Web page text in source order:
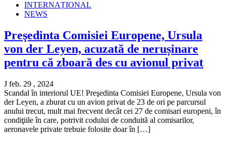
INTERNAȚIONAL
NEWS
Preşedinta Comisiei Europene, Ursula
von der Leyen, acuzată de nerușinare
pentru că zboară des cu avionul privat
J feb. 29 , 2024
Scandal în interiorul UE! Preşedinta Comisiei Europene, Ursula von
der Leyen, a zburat cu un avion privat de 23 de ori pe parcursul
anului trecut, mult mai frecvent decât cei 27 de comisari europeni, în
condiţiile în care, potrivit codului de conduită al comisarilor,
aeronavele private trebuie folosite doar în […]